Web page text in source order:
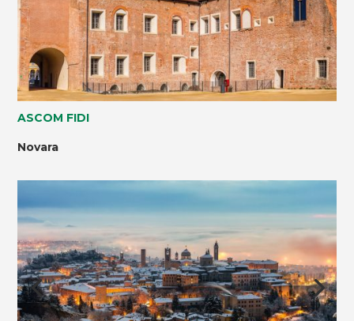
ASCOM FIDI
Novara